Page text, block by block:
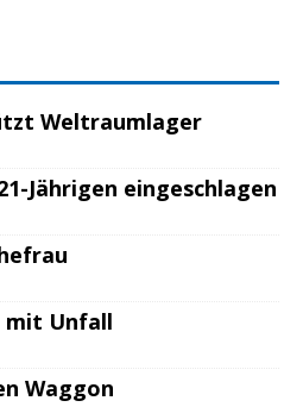
Weltraumlager
Jährigen eingeschlagen
Unfall
Waggon